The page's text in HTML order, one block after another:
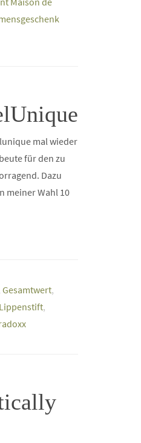
mal wieder
für den zu
Dazu
meiner Wahl 10
Gesamtwert,
Lippenstift,